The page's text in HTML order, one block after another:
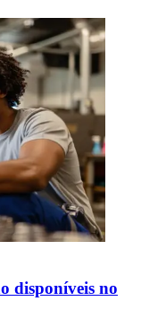
disponíveis no